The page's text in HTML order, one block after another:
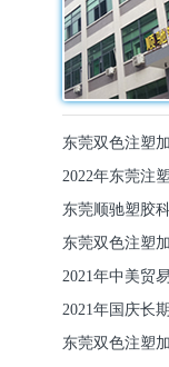
东莞双色注塑
2022年东莞注
东莞顺驰塑胶
东莞双色注塑
2021年中美贸
2021年国庆长
东莞双色注塑